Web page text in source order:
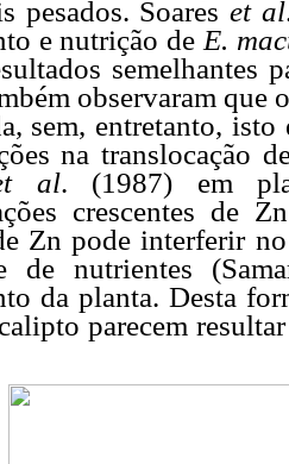
pesados. Soares et al
e nutrição de E.
semelhantes
observaram que
sem, entretanto,
na translocação
al. (1987) em
crescentes de
Zn pode interferir
de nutrientes
da planta. Desta
parecem